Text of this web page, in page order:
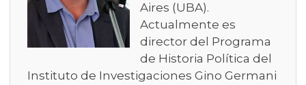
Aires (UBA).
Actualmente es
director del Programa
de Historia Política del
Instituto de Investigaciones Gino Germani